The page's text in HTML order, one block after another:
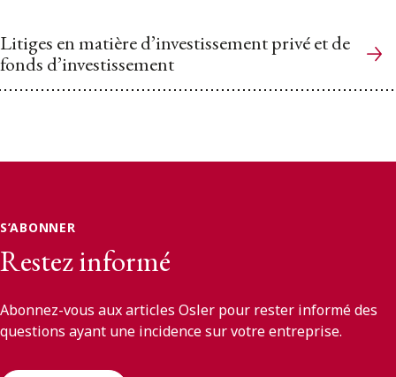
Litiges en matière d’investissement privé et de
fonds d’investissement
S’ABONNER
Restez informé
Abonnez-vous aux articles Osler pour rester informé des
questions ayant une incidence sur votre entreprise.